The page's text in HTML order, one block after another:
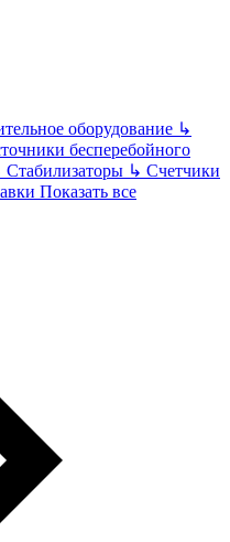
оборудование ↳
бесперебойного
Стабилизаторы ↳ Счетчики
Показать все